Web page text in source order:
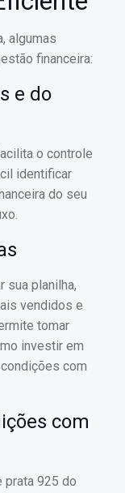
algumas
financeira:
e do
o controle
identificar
do seu
sua planilha,
vendidos e
tomar
investir em
com
com
prata 925 do